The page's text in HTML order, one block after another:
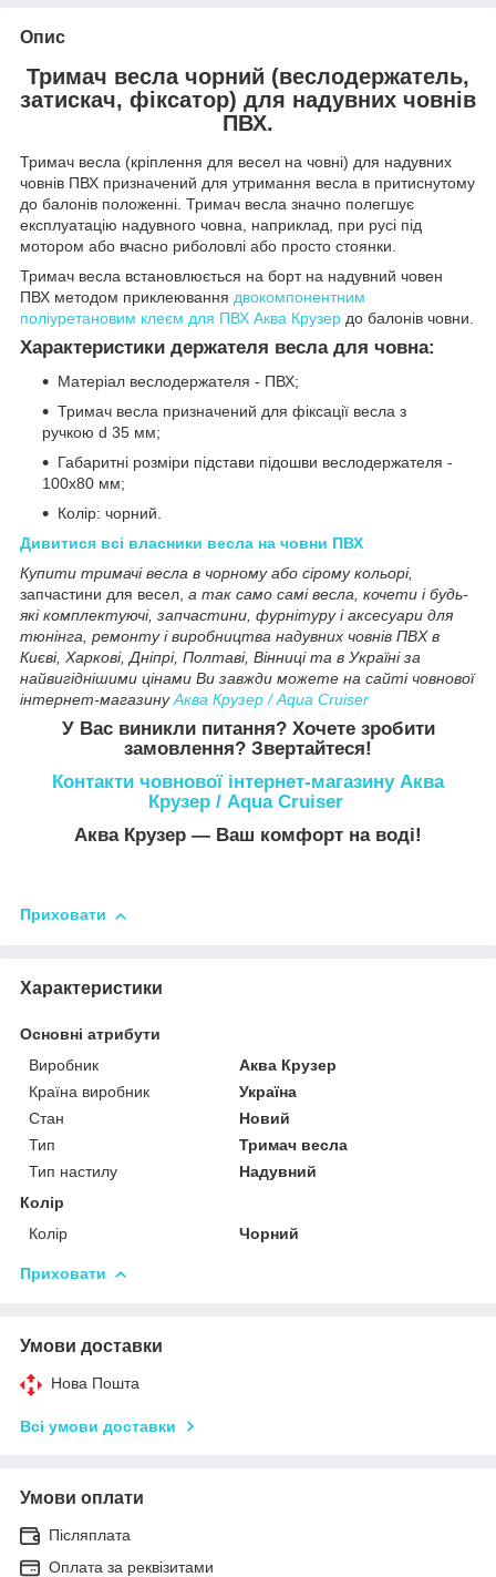
Опис
Тримач весла чорний (веслодержатель,
затискач, фіксатор) для надувних човнів
ПВХ.
Тримач весла (кріплення для весел на човні) для надувних
човнів ПВХ призначений для утримання весла в притиснутому
до балонів положенні. Тримач весла значно полегшує
експлуатацію надувного човна, наприклад, при русі під
мотором або вчасно риболовлі або просто стоянки.
Тримач весла встановлюється на борт на надувний човен
ПВХ методом приклеювання двокомпонентним
поліуретановим клеєм для ПВХ Аква Крузер до балонів човни.
Характеристики держателя весла для човна:
Матеріал веслодержателя - ПВХ;
Тримач весла призначений для фіксації весла з
ручкою d 35 мм;
Габаритні розміри підстави підошви веслодержателя -
100х80 мм;
Колір: чорний.
Дивитися всі власники весла на човни ПВХ
Купити тримачі весла в чорному або сірому кольорі,
запчастини для весел, а так само самі весла, кочети і будь-
які комплектуючі, запчастини, фурнітуру і аксесуари для
тюнінга, ремонту і виробництва надувних човнів ПВХ в
Києві, Харкові, Дніпрі, Полтаві, Вінниці та в Україні за
найвигіднішими цінами Ви завжди можете на сайті човнової
інтернет-магазинуАква Крузер / Aqua Cruiser
У Вас виникли питання? Хочете зробити
замовлення? Звертайтеся!
Контакти човнової інтернет-магазину Аква
Крузер / Aqua Cruiser
Аква Крузер ― Ваш комфорт на воді!
Приховати
Характеристики
Основні атрибути
Виробник
Аква Крузер
Країна виробник
Україна
Стан
Новий
Тип
Тримач весла
Тип настилу
Надувний
Колір
Колір
Чорний
Приховати
Умови доставки
Нова Пошта
Всі умови доставки
Умови оплати
Післяплата
Оплата за реквізитами